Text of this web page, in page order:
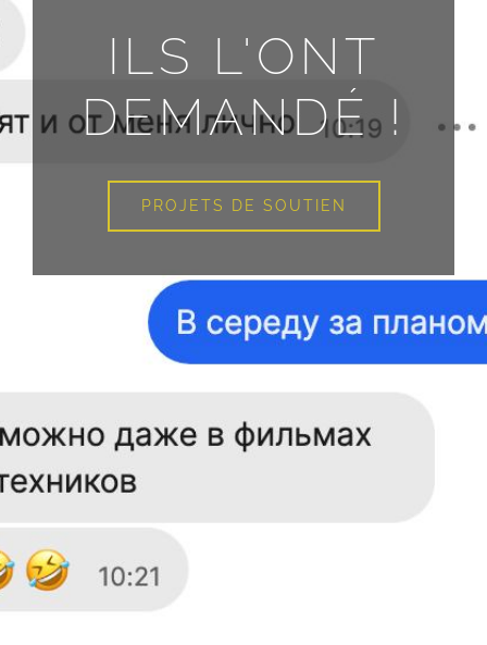
ILS L'ONT
DEMANDÉ !
PROJETS DE SOUTIEN